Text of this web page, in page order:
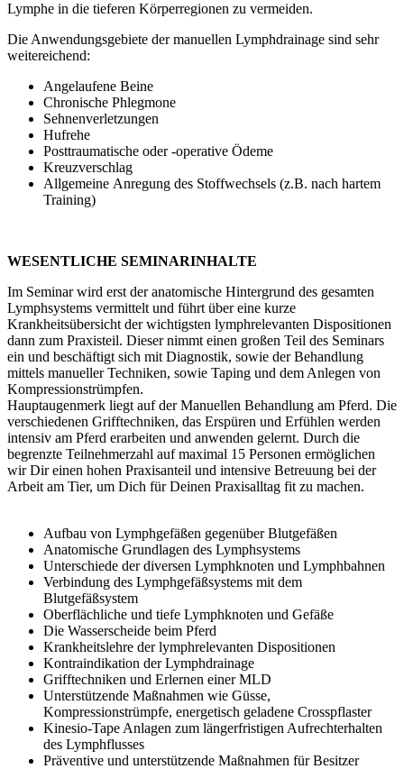
Lymphe in die tieferen Körperregionen zu vermeiden.
Die Anwendungsgebiete der manuellen Lymphdrainage sind sehr
weitereichend:
Angelaufene Beine
Chronische Phlegmone
Sehnenverletzungen
Hufrehe
Posttraumatische oder -operative Ödeme
Kreuzverschlag
Allgemeine Anregung des Stoffwechsels (z.B. nach hartem
Training)
WESENTLICHE SEMINARINHALTE
Im Seminar wird erst der anatomische Hintergrund des gesamten
Lymphsystems vermittelt und führt über eine kurze
Krankheitsübersicht der wichtigsten lymphrelevanten Dispositionen
dann zum Praxisteil. Dieser nimmt einen großen Teil des Seminars
ein und beschäftigt sich mit Diagnostik, sowie der Behandlung
mittels manueller Techniken, sowie Taping und dem Anlegen von
Kompressionstrümpfen.
Hauptaugenmerk liegt auf der Manuellen Behandlung am Pferd. Die
verschiedenen Grifftechniken, das Erspüren und Erfühlen werden
intensiv am Pferd erarbeiten und anwenden gelernt. Durch die
begrenzte Teilnehmerzahl auf maximal 15 Personen ermöglichen
wir Dir einen hohen Praxisanteil und intensive Betreuung bei der
Arbeit am Tier, um Dich für Deinen Praxisalltag fit zu machen.
Aufbau von Lymphgefäßen gegenüber Blutgefäßen
Anatomische Grundlagen des Lymphsystems
Unterschiede der diversen Lymphknoten und Lymphbahnen
Verbindung des Lymphgefäßsystems mit dem
Blutgefäßsystem
Oberflächliche und tiefe Lymphknoten und Gefäße
Die Wasserscheide beim Pferd
Krankheitslehre der lymphrelevanten Dispositionen
Kontraindikation der Lymphdrainage
Grifftechniken und Erlernen einer MLD
Unterstützende Maßnahmen wie Güsse,
Kompressionstrümpfe, energetisch geladene Crosspflaster
Kinesio-Tape Anlagen zum längerfristigen Aufrechterhalten
des Lymphflusses
Präventive und unterstützende Maßnahmen für Besitzer